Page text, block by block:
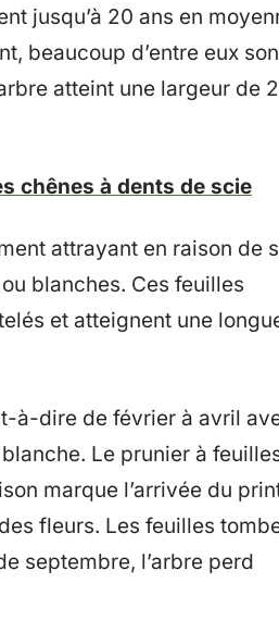
jusqu’à 20 ans en
beaucoup d’entre eux
atteint une largeur de
chênes à dents de scie
attrayant en raison de
blanches. Ces feuilles
et atteignent une
à-dire de février à avril
Le prunier à
marque l’arrivée du
fleurs. Les feuilles
septembre, l’arbre perd